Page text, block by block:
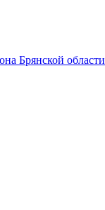
Брянской области